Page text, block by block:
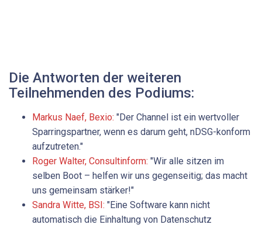
Die Antworten der weiteren
Teilnehmenden des Podiums:
Markus Naef, Bexio: "Der Channel ist ein wertvoller
Sparringspartner, wenn es darum geht, nDSG-konform
aufzutreten."
Roger Walter, Consultinform: "Wir alle sitzen im
selben Boot – helfen wir uns ­gegenseitig; das macht
uns gemeinsam stärker!"
Sandra Witte, BSI: "Eine Software kann nicht
automatisch die Einhaltung von Datenschutz